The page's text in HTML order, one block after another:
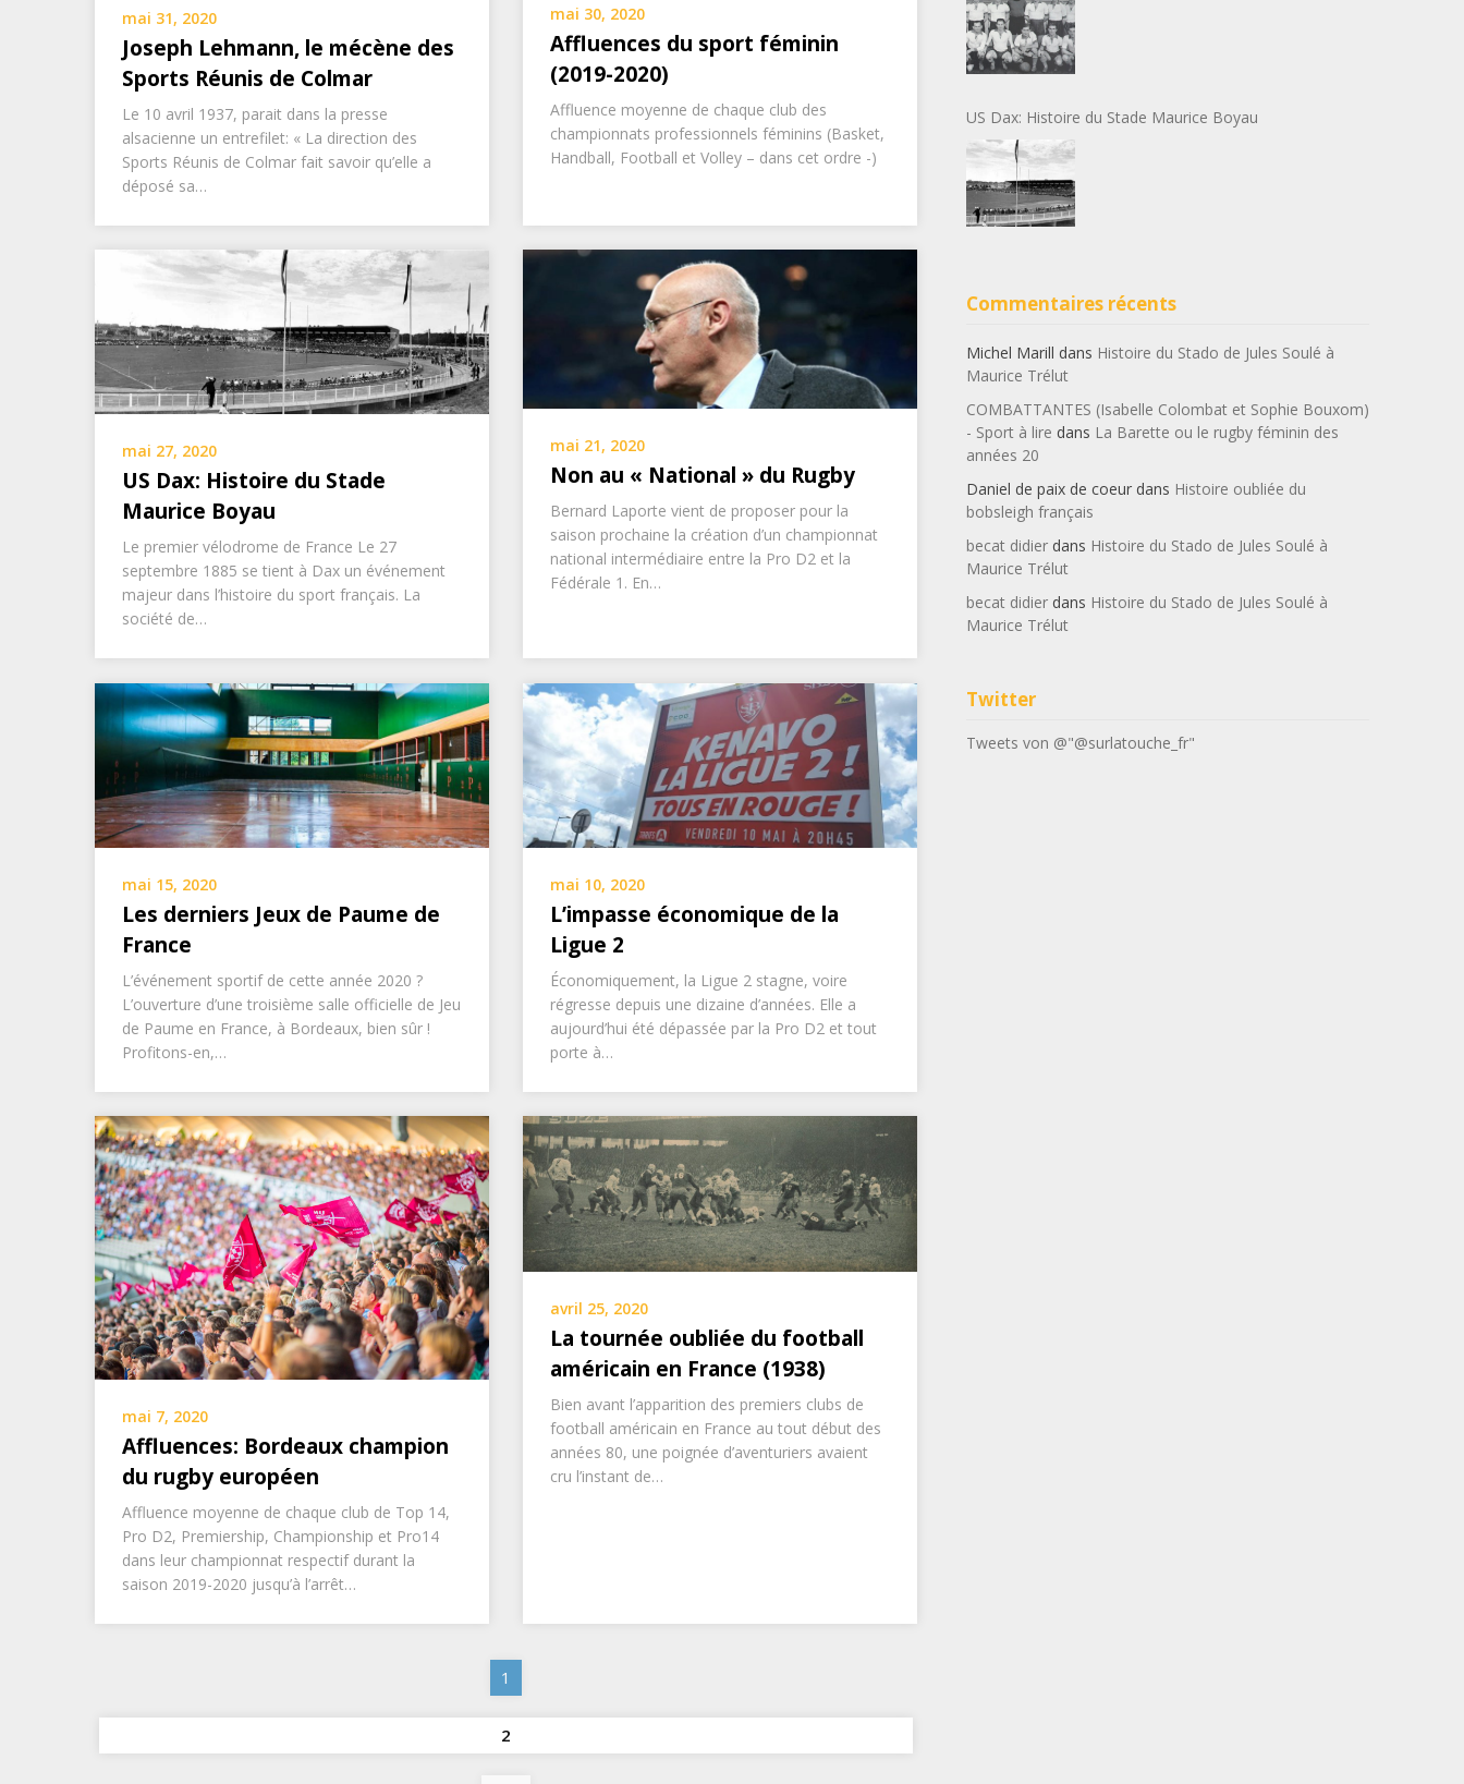
mai 31, 2020
Joseph Lehmann, le mécène des
Sports Réunis de Colmar
Le 10 avril 1937, parait dans la presse
alsacienne un entrefilet: « La direction des
Sports Réunis de Colmar fait savoir qu’elle a
déposé sa…
mai 30, 2020
Affluences du sport féminin
(2019-2020)
Affluence moyenne de chaque club des
championnats professionnels féminins (Basket,
Handball, Football et Volley – dans cet ordre -)
mai 27, 2020
US Dax: Histoire du Stade
Maurice Boyau
Le premier vélodrome de France Le 27
septembre 1885 se tient à Dax un événement
majeur dans l’histoire du sport français. La
société de…
mai 21, 2020
Non au « National » du Rugby
Bernard Laporte vient de proposer pour la
saison prochaine la création d’un championnat
national intermédiaire entre la Pro D2 et la
Fédérale 1. En…
mai 15, 2020
Les derniers Jeux de Paume de
France
L’événement sportif de cette année 2020 ?
L’ouverture d’une troisième salle officielle de Jeu
de Paume en France, à Bordeaux, bien sûr !
Profitons-en,…
mai 10, 2020
L’impasse économique de la
Ligue 2
Économiquement, la Ligue 2 stagne, voire
régresse depuis une dizaine d’années. Elle a
aujourd’hui été dépassée par la Pro D2 et tout
porte à…
mai 7, 2020
Affluences: Bordeaux champion
du rugby européen
Affluence moyenne de chaque club de Top 14,
Pro D2, Premiership, Championship et Pro14
dans leur championnat respectif durant la
saison 2019-2020 jusqu’à l’arrêt…
avril 25, 2020
La tournée oubliée du football
américain en France (1938)
Bien avant l’apparition des premiers clubs de
football américain en France au tout début des
années 80, une poignée d’aventuriers avaient
cru l’instant de…
Navigation
des
articles
1
2
US Dax: Histoire du Stade Maurice Boyau
Commentaires récents
Michel Marill dans Histoire du Stado de Jules Soulé à
Maurice Trélut
COMBATTANTES (Isabelle Colombat et Sophie Bouxom)
- Sport à lire dans La Barette ou le rugby féminin des
années 20
Daniel de paix de coeur dans Histoire oubliée du
bobsleigh français
becat didier dans Histoire du Stado de Jules Soulé à
Maurice Trélut
becat didier dans Histoire du Stado de Jules Soulé à
Maurice Trélut
Twitter
Tweets von @"@surlatouche_fr"